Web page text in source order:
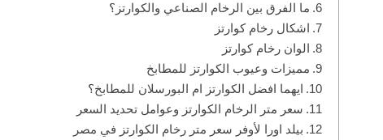
ما الفرق بين الرخام الصناعي والكوارتز؟
اشكال رخام كوارتز
الوان رخام كوارتز
مميزات وعيوب الكوارتز للمطابخ
ايهما افضل الكوارتز ام البورسلان للمطابخ؟
سعر متر الرخام الكوارتز وعوامل تحديد السعر
بيلد اورا لأوفر سعر متر رخام الكوارتز في مصر